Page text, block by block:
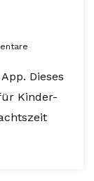
Dieses
Kinder-